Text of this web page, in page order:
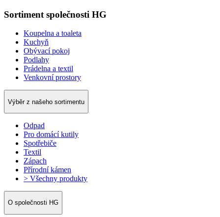
Sortiment společnosti HG
Koupelna a toaleta
Kuchyň
Obývací pokoj
Podlahy
Prádelna a textil
Venkovní prostory
Výběr z našeho sortimentu
Odpad
Pro domácí kutily
Spotřebiče
Textil
Zápach
Přírodní kámen
> Všechny produkty
O společnosti HG